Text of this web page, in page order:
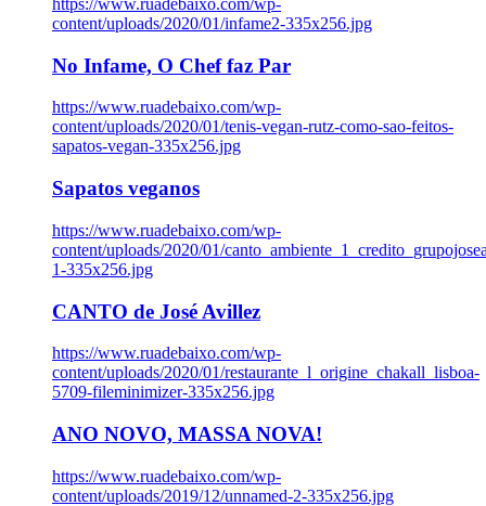
https://www.ruadebaixo.com/wp-
content/uploads/2020/01/infame2-335x256.jpg
No Infame, O Chef faz Par
https://www.ruadebaixo.com/wp-
content/uploads/2020/01/tenis-vegan-rutz-como-sao-feitos-
sapatos-vegan-335x256.jpg
Sapatos veganos
https://www.ruadebaixo.com/wp-
content/uploads/2020/01/
1-335x256.jpg
CANTO de José Avillez
https://www.ruadebaixo.com/wp-
content/uploads/2020/01/restaurante_l_origine_chakall_lisboa-
5709-fileminimizer-335x256.jpg
ANO NOVO, MASSA NOVA!
https://www.ruadebaixo.com/wp-
content/uploads/2019/12/unnamed-2-335x256.jpg